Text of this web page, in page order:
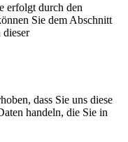
erfolgt durch den
Sie dem Abschnitt
dass Sie uns diese
handeln, die Sie in